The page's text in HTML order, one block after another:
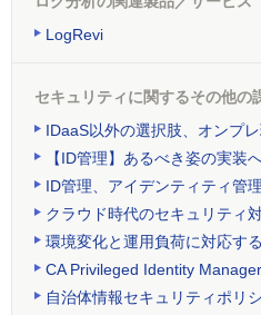
LogRevi
セキュリティに関するその他の
IDaaS以外の選択肢、オンプ
【ID管理】あるべき姿の実装
ID管理、アイデンティティ管
クラウド時代のセキュリティ
環境変化と運用負荷に対応す
CA Privileged Identity
自治体情報セキュリティポリ